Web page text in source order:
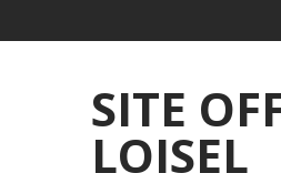
SITE
LOISEL